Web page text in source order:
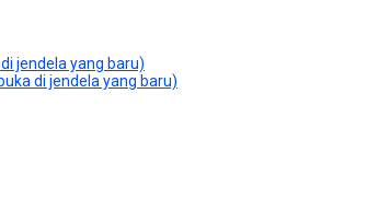
jendela yang baru)
di jendela yang baru)